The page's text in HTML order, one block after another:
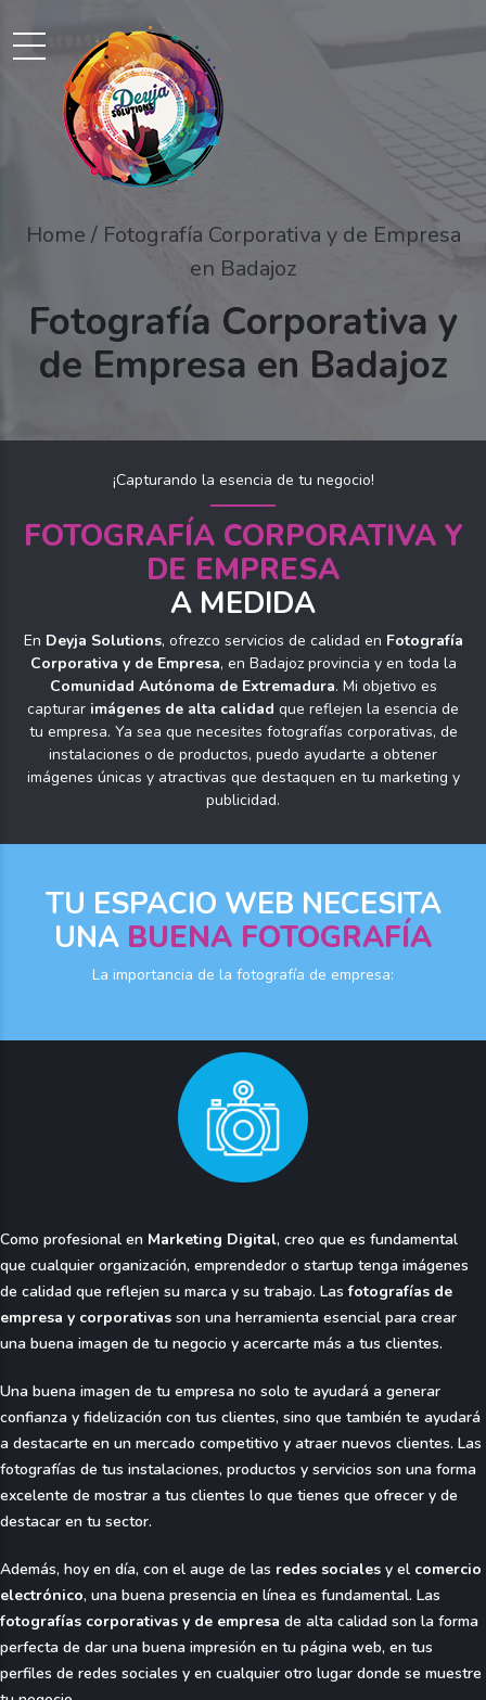
Home
Fotografía Corporativa y de Empresa
en Badajoz
Fotografía Corporativa y
de Empresa en Badajoz
¡Capturando la esencia de tu negocio!
FOTOGRAFÍA CORPORATIVA Y
DE EMPRESA
A MEDIDA
En Deyja Solutions, ofrezco servicios de calidad en Fotografía
Corporativa y de Empresa, en Badajoz provincia y en toda la
Comunidad Autónoma de Extremadura. Mi objetivo es
capturar imágenes de alta calidad que reflejen la esencia de
tu empresa. Ya sea que necesites fotografías corporativas, de
instalaciones o de productos, puedo ayudarte a obtener
imágenes únicas y atractivas que destaquen en tu marketing y
publicidad.
TU ESPACIO WEB NECESITA
UNA BUENA FOTOGRAFÍA
La importancia de la fotografía de empresa:
Como profesional en Marketing Digital, creo que es fundamental
que cualquier organización, emprendedor o startup tenga imágenes
de calidad que reflejen su marca y su trabajo. Lasfotografías de
empresa y corporativas son una herramienta esencial para crear
una buena imagen de tu negocio y acercarte más a tus clientes.
Una buena imagen de tu empresa no solo te ayudará a generar
confianza y fidelización con tus clientes, sino que también te ayudará
a destacarte en un mercado competitivo y atraer nuevos clientes. Las
fotografías de tus instalaciones, productos y servicios son una forma
excelente de mostrar a tus clientes lo que tienes que ofrecer y de
destacar en tu sector.
Además, hoy en día, con el auge de las redes sociales y el comercio
electrónico, una buena presencia en línea es fundamental. Las
fotografías corporativas y de empresa de alta calidad son la forma
perfecta de dar una buena impresión en tu página web, en tus
perfiles de redes sociales y en cualquier otro lugar donde se muestre